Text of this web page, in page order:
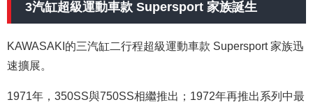
3汽缸超級運動車款 Supersport 家族誕生
KAWASAKI的三汽缸二行程超級運動車款 Supersport 家族迅
速擴展。
1971年，350SS與750SS相繼推出；1972年再推出系列中最